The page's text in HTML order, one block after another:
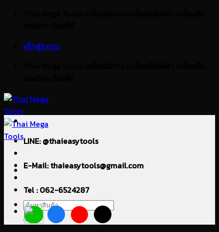
เข้าสู่ระบบ
ค้นหา:
LINE: @thaieasytools
E-Mail: thaieasytools@gmail.com
Tel : 062-6524287